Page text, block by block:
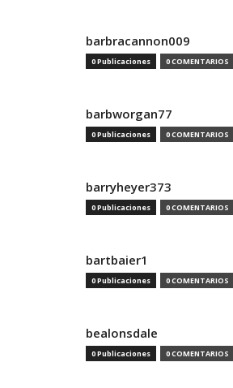
barbracannon009
0 Publicaciones 0 COMENTARIOS
barbworgan77
0 Publicaciones 0 COMENTARIOS
barryheyer373
0 Publicaciones 0 COMENTARIOS
bartbaier1
0 Publicaciones 0 COMENTARIOS
bealonsdale
0 Publicaciones 0 COMENTARIOS